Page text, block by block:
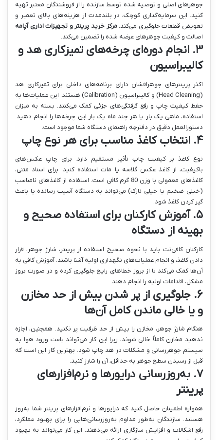
جوهرهای اصلی و توصیه شده توسط سازنده را از فروشندگان معتبر تهیه
کنید. این سرمایه‌گذاری کوچک، در بلندمدت از هزینه‌های بالای تعمیر و
تعویض قطعات جلوگیری می‌کند.مرکز خرید پرینتر و تجهیزات اداری آپامه
اصالت و کیفیت جوهرهای عرضه شده را تضمین می‌کند.
۳. انجام دوره‌ای چرخه‌های تمیزکاری هد و
کالیبراسیون
اکثر پرینترهای جوهرافشان دارای برنامه‌های داخلی برای تمیزکاری هد
(Head Cleaning) و کالیبراسیون (Calibration) هستند. این عملیات‌ها به
حفظ کیفیت چاپ و رفع گرفتگی‌های جزئی کمک می‌کنند. بسته به میزان
استفاده، ماهی یک بار یا هر چند ماه یک بار این چرخه‌ها را انجام دهید.
دستورالعمل دقیق در دفترچه راهنمای دستگاه شما موجود است.
۴. انتخاب کاغذ مناسب برای هر نوع چاپ
نوع کاغذ بر کیفیت چاپ تأثیر مستقیم دارد. برای چاپ عکس‌های
باکیفیت، از کاغذ عکس گلاسه یا مات استفاده کنید. برای اسناد متنی،
کاغذهای معمولی با وزن 80 گرم کافی است. استفاده از کاغذهای نامناسب
(خیلی ضخیم یا خیلی نازک) می‌تواند به دستگاه آسیب رسانده یا باعث
گیر کردن کاغذ شود.
۵. آموزش کارکنان برای استفاده صحیح و
بهینه از دستگاه
کارکنان کافی‌نت باید با نحوه صحیح استفاده از پرینتر، شارژ جوهر، قرار
دادن کاغذ، و انجام عملیات‌های نگهداری اولیه آشنا باشند. آموزش کافی به
آن‌ها کمک می‌کند تا از بروز خطاهای رایج جلوگیری کرده و در صورت بروز
مشکل، اقدامات اولیه را انجام دهند.
۶. جلوگیری از پر شدن بیش از حد مخازن
و یا خالی ماندن کامل آن‌ها
هنگام شارژ جوهر، مخازن را بیش از حد ظرفیت پر نکنید. همچنین، اجازه
ندهید مخازن کاملاً خالی شوند، زیرا این کار می‌تواند باعث ورود هوا به
سیستم جوهررسانی و مشکلات در هد چاپ شود. بهترین کار این است که
قبل از رسیدن سطح جوهر به حداقل، آن را شارژ کنید.
۷. به‌روزرسانی درایورها و نرم‌افزارهای
پرینتر
همواره اطمینان حاصل کنید که درایورها و نرم‌افزارهای پرینتر شما به‌روز
هستند. سازندگان به‌طور مداوم به‌روزرسانی‌هایی را برای بهبود عملکرد،
رفع اشکالات و افزایش سازگاری ارائه می‌دهند. این کار می‌تواند به بهبود